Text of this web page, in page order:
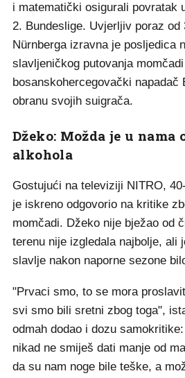
i matematički osigurali povratak
2. Bundeslige. Uvjerljiv poraz od
Nürnberga izravna je posljedica
slavljeničkog putovanja
bosanskohercegovački napadač
obranu svojih suigrača.
Džeko: Možda je u nama
alkohola
Gostujući na televiziji NITRO,
je iskreno odgovorio na kritike
momčadi. Džeko nije bježao od
terenu nije izgledala najbolje, ali
slavlje nakon naporne sezone
"Prvaci smo, to se mora
svi smo bili sretni zbog toga",
odmah dodao i dozu
nikad ne smiješ dati manje od
da su nam noge bile teške, a